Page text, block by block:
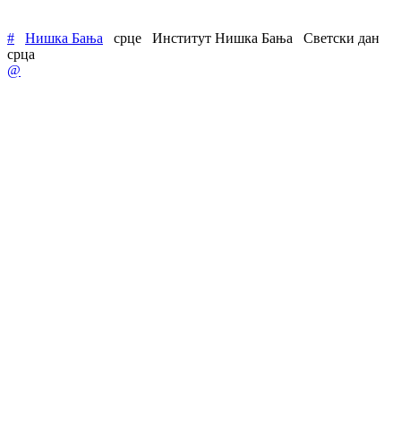
# Нишка Бања срце Институт Нишка Бања
Светски дан
срца
@